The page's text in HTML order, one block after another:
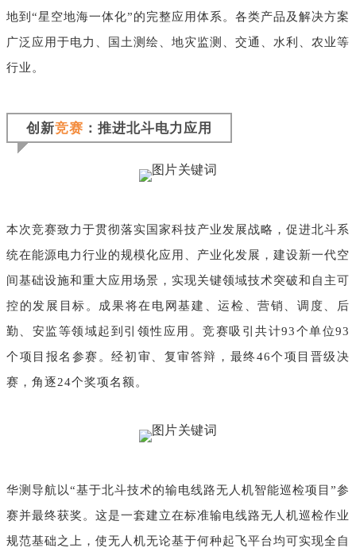
地到“星空地海一体化”的完整应用体系。各类产品及解决方案
广泛应用于电力、国土测绘、地灾监测、交通、水利、农业等
行业。
创新竞赛 ：推进北斗电力应用
本次竞赛致力于贯彻落实国家科技产业发展战略，促进北斗系
统在能源电力行业的规模化应用、产业化发展，建设新一代空
间基础设施和重大应用场景，实现关键领域技术突破和自主可
控的发展目标。成果将在电网基建、运检、营销、调度、后
勤、安监等领域起到引领性应用。竞赛吸引共计93个单位93
个项目报名参赛。经初审、复审答辩，最终46个项目晋级决
赛，角逐24个奖项名额。
华测导航以“基于北斗技术的输电线路无人机智能巡检项目”参
赛并最终获奖。这是一套建立在标准输电线路无人机巡检作业
规范基础之上，使无人机无论基于何种起飞平台均可实现全自